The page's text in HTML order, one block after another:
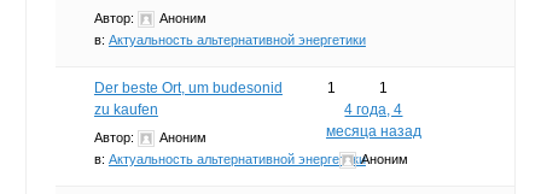
Автор:
Аноним
в: Актуальность альтернативной энергетики
Der beste Ort, um budesonid
zu kaufen
Автор:
Аноним
в: Актуальность альтернативной энергетики
1
1
4 года, 4
месяца назад
Аноним